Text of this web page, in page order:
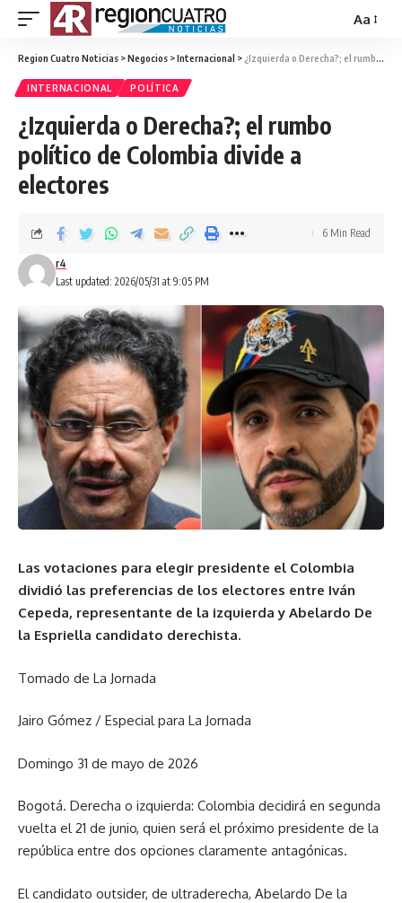
Aa
Region Cuatro Noticias >Negocios >Internacional > ¿Izquierda o Derecha?; el rumbo político de Colombia divide a electores
INTERNACIONAL POLÍTICA
¿Izquierda o Derecha?; el rumbo
político de Colombia divide a
electores
Last updated: 2026/05/31 at 9:05 PM
r4
6 Min Read
Las votaciones para elegir presidente el Colombia
dividió las preferencias de los electores entre Iván
Cepeda, representante de la izquierda y Abelardo De
la Espriella candidato derechista.
Tomado de La Jornada
Jairo Gómez / Especial para La Jornada
Domingo 31 de mayo de 2026
Bogotá. Derecha o izquierda: Colombia decidirá en segunda
vuelta el 21 de junio, quien será el próximo presidente de la
república entre dos opciones claramente antagónicas.
El candidato outsider, de ultraderecha, Abelardo De la